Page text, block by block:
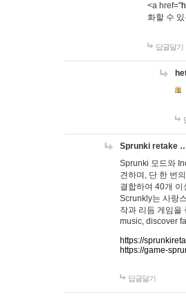
<a href="
화할 수
답글달기
Sprunki retake
Sprunki 모드와
견하며, 단 한 번
결합하여 40개
Scrunkly는 사랑
작과 리듬 게임을
music, discover
https://
https://game-
답글달기